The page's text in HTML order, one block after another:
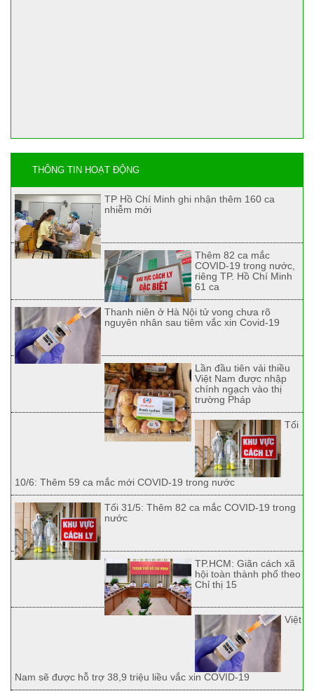
THÔNG TIN HOẠT ĐỘNG
TP Hồ Chí Minh ghi nhận thêm 160 ca
nhiễm mới
Thêm 82 ca mắc
COVID-19 trong nước,
riêng TP. Hồ Chí Minh
61 ca
Thanh niên ở Hà Nội tử vong chưa rõ
nguyên nhân sau tiêm vắc xin Covid-19
Lần đầu tiên vải thiều
Việt Nam được nhập
chính ngạch vào thị
trường Pháp
Tối
10/6: Thêm 59 ca mắc mới COVID-19 trong nước
Tối 31/5: Thêm 82 ca mắc COVID-19 trong
nước
TP.HCM: Giãn cách xã
hội toàn thành phố theo
Chỉ thị 15
Việt
Nam sẽ được hỗ trợ 38,9 triệu liều vắc xin COVID-19